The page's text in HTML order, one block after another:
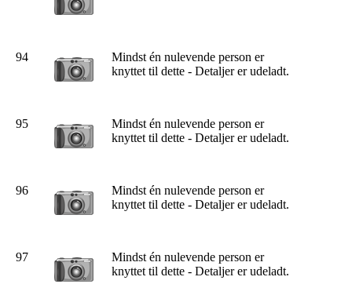
94
Mindst én nulevende person er
knyttet til dette - Detaljer er udeladt.
95
Mindst én nulevende person er
knyttet til dette - Detaljer er udeladt.
96
Mindst én nulevende person er
knyttet til dette - Detaljer er udeladt.
97
Mindst én nulevende person er
knyttet til dette - Detaljer er udeladt.